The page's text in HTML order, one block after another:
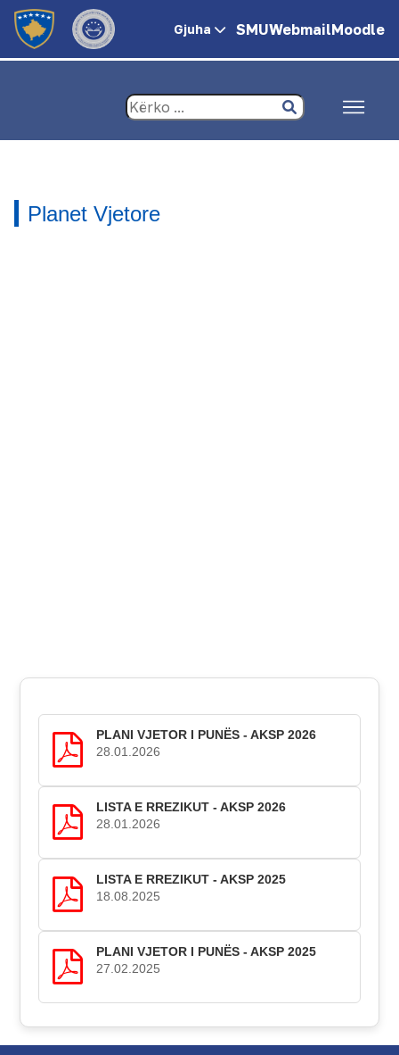
Gjuha SMUWebmailMoodle
Planet Vjetore
PLANI VJETOR I PUNËS - AKSP 2026
28.01.2026
LISTA E RREZIKUT - AKSP 2026
28.01.2026
LISTA E RREZIKUT - AKSP 2025
18.08.2025
PLANI VJETOR I PUNËS - AKSP 2025
27.02.2025